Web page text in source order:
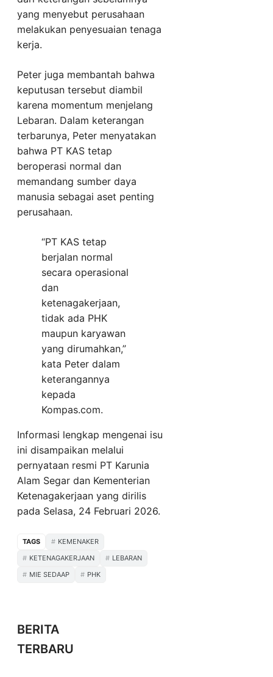
yang menyebut perusahaan
melakukan penyesuaian tenaga
kerja.
Peter juga membantah bahwa
keputusan tersebut diambil
karena momentum menjelang
Lebaran. Dalam keterangan
terbarunya, Peter menyatakan
bahwa PT KAS tetap
beroperasi normal dan
memandang sumber daya
manusia sebagai aset penting
perusahaan.
“PT KAS tetap
berjalan normal
secara operasional
dan
ketenagakerjaan,
tidak ada PHK
maupun karyawan
yang dirumahkan,”
kata Peter dalam
keterangannya
kepada
Kompas.com.
Informasi lengkap mengenai isu
ini disampaikan melalui
pernyataan resmi PT Karunia
Alam Segar dan Kementerian
Ketenagakerjaan yang dirilis
pada Selasa, 24 Februari 2026.
TAGS
KEMENAKER
KETENAGAKERJAAN
LEBARAN
MIE SEDAAP
PHK
BERITA
TERBARU